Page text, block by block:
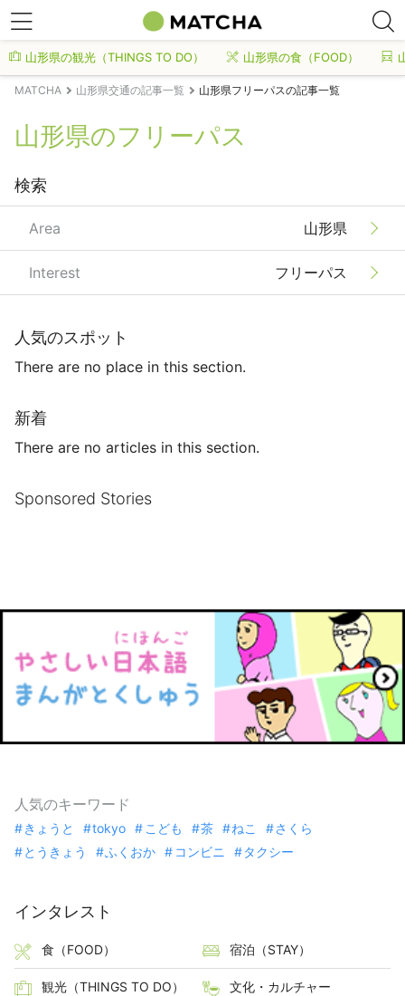
山形県の観光（THINGS TO DO） 山形県の食（FOOD）
MATCHA 山形県交通の記事一覧 山形県フリーパスの記事一覧
山形県のフリーパス
検索
Area 山形県
Interest フリーパス
人気のスポット
There are no place in this section.
新着
There are no articles in this section.
Sponsored Stories
人気のキーワード
きょうと tokyo こども 茶 ねこ
さくら
とうきょう
ふくおか コンビニ タクシー
インタレスト
食（FOOD） 宿泊（STAY）
観光（THINGS TO DO） 文化・カルチャー